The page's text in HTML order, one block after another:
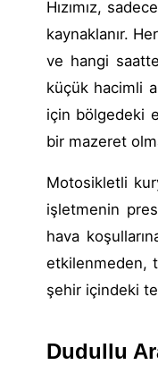
Hızımız,
kaynaklanır.
ve hangi
küçük hacimli
için bölgedeki
bir mazeret
Motosikletli
işletmenin
hava
etkilenmeden,
şehir içindeki
Dudullu